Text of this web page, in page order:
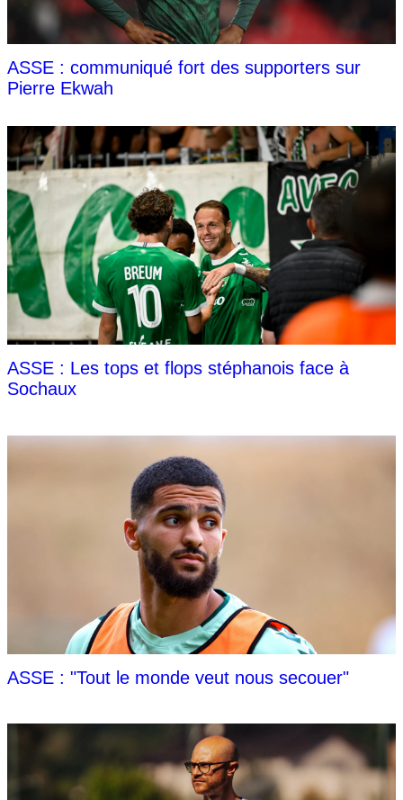
ASSE : communiqué fort des supporters sur
Pierre Ekwah
ASSE : Les tops et flops stéphanois face à
Sochaux
ASSE : "Tout le monde veut nous secouer"